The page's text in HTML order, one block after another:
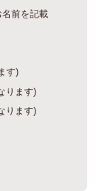
前を記載
す)
ります)
ります)